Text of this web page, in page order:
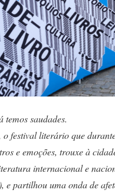
temos saudades.
o festival literário que
e emoções, trouxe à
internacional e
e partilhou uma onda de